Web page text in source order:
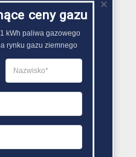
GAZU
ceny gazu
kWh paliwa gazowego
rynku gazu ziemnego